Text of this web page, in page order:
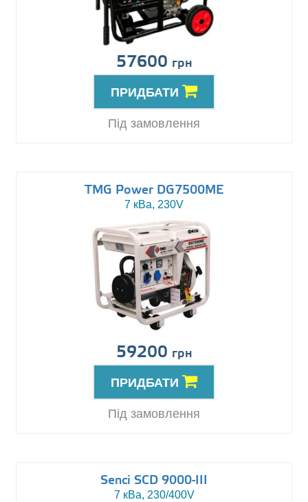
57600 грн
ПРИДБАТИ
Під замовлення
TMG Power DG7500ME
7 кВа, 230V
59200 грн
ПРИДБАТИ
Під замовлення
Senci SCD 9000-III
7 кВа, 230/400V